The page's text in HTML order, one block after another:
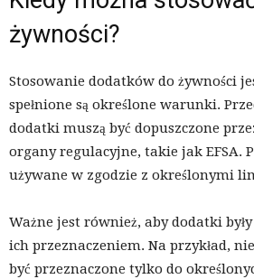
żywności?
Stosowanie dodatków do żywności
spełnione są określone warunki.
dodatki muszą być dopuszczone
organy regulacyjne, takie jak EFSA.
używane w zgodzie z określonymi
Ważne jest również, aby dodatki
ich przeznaczeniem. Na przykład,
być przeznaczone tylko do